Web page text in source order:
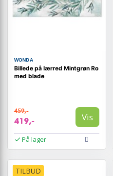
WONDA
Billede på lærred Mintgrøn Ro
med blade
459,-
419,- Vis
På lager
TILBUD